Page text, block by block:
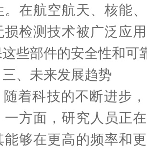
。在航空航天、核能
损检测技术被广泛应
些部件的安全性和可
未来发展趋势
科技的不断进步，
一方面，研究人员正
能够在更高的频率和